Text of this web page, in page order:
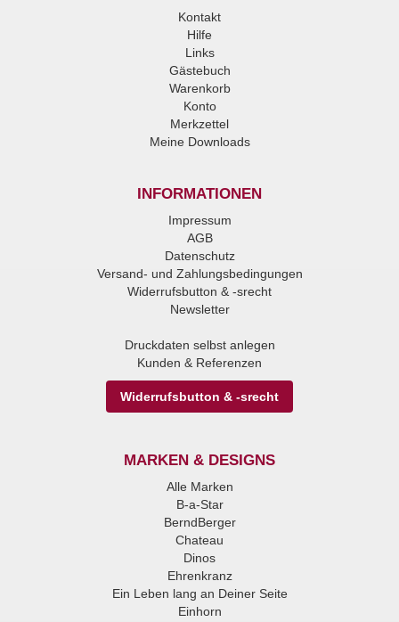
Kontakt
Hilfe
Links
Gästebuch
Warenkorb
Konto
Merkzettel
Meine Downloads
INFORMATIONEN
Impressum
AGB
Datenschutz
Versand- und Zahlungsbedingungen
Widerrufsbutton & -srecht
Newsletter
Druckdaten selbst anlegen
Kunden & Referenzen
Widerrufsbutton & -srecht
MARKEN & DESIGNS
Alle Marken
B-a-Star
BerndBerger
Chateau
Dinos
Ehrenkranz
Ein Leben lang an Deiner Seite
Einhorn